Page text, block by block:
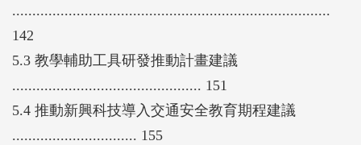
...............................................................................
142
5.3 教學輔助工具研發推動計畫建議
............................................... 151
5.4 推動新興科技導入交通安全教育期程建議
............................... 155